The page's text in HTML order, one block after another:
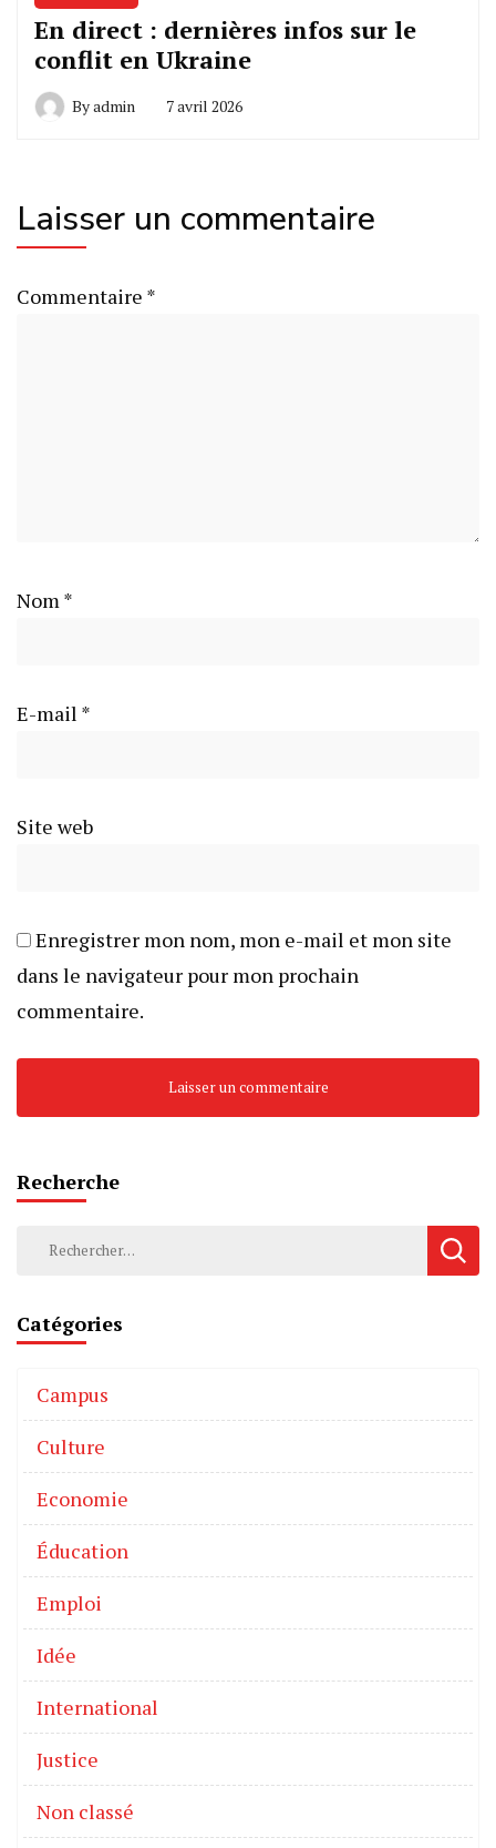
En direct : dernières infos sur le
conflit en Ukraine
Byadmin 7 avril 2026
Laisser un commentaire
Commentaire *
Nom *
E-mail *
Site web
Enregistrer mon nom, mon e-mail et mon site
dans le navigateur pour mon prochain
commentaire.
Recherche
Catégories
Campus
Culture
Economie
Éducation
Emploi
Idée
International
Justice
Non classé